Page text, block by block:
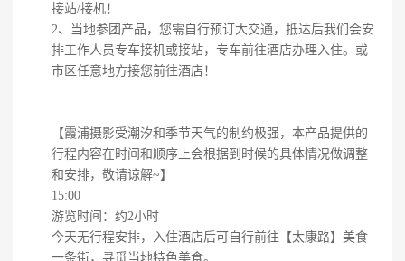
接站/接机！
2、当地参团产品，您需自行预订大交通，抵达后我们会安
排工作人员专车接机或接站，专车前往酒店办理入住。或
市区任意地方接您前往酒店！
【霞浦摄影受潮汐和季节天气的制约极强，本产品提供的
行程内容在时间和顺序上会根据到时候的具体情况做调整
和安排，敬请谅解~】
15:00
游览时间：约2小时
今天无行程安排，入住酒店后可自行前往【太康路】美食
一条街，寻觅当地特色美食。